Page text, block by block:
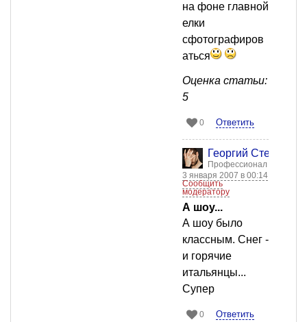
на фоне главной
елки
сфотографиров
аться
Оценка статьи:
5
0 Ответить
Георгий Стенкин
Профессионал
3 января 2007 в 00:14
Сообщить
модератору
А шоу...
А шоу было
классным. Снег -
и горячие
итальянцы...
Супер
0 Ответить